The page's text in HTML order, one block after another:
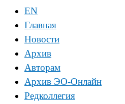
EN
Главная
Новости
Архив
Авторам
Архив ЭО-Онлайн
Редколлегия